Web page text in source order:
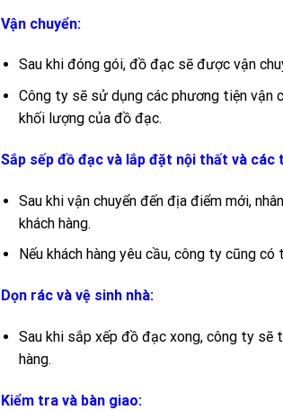
Vận chuyển:
Sau khi đóng gói, đồ đạc sẽ được vận
Công ty sẽ sử dụng các phương tiện vận
khối lượng của đồ đạc.
Sắp sếp đồ đạc và lắp đặt nội thất và các
Sau khi vận chuyển đến địa điểm mới,
khách hàng.
Nếu khách hàng yêu cầu, công ty cũng
Dọn rác và vệ sinh nhà:
Sau khi sắp xếp đồ đạc xong, công ty sẽ
hàng.
Kiểm tra và bàn giao: